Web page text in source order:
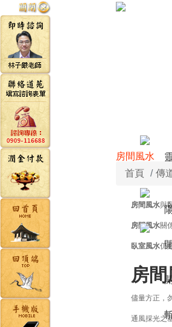
房間風水
首頁
傳
房間風水與
房間風水關
臥室風水仍
房
儘量方正，
通風採光之